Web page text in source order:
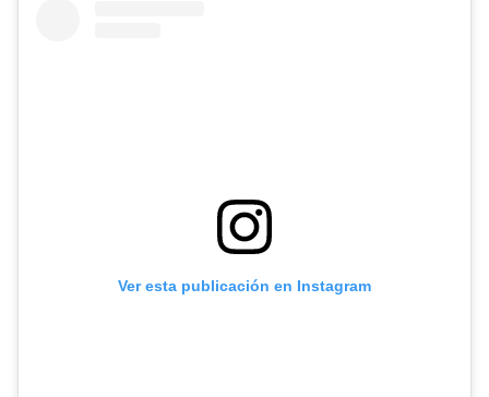
Ver esta publicación en Instagram